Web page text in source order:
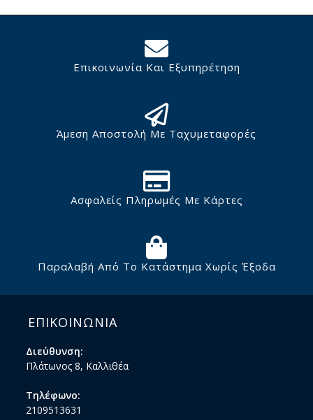
Επικοινωνία Και Εξυπηρέτηση
Άμεση Αποστολή Με Ταχυμεταφορές
Ασφαλείς Πληρωμές Με Κάρτες
Παραλαβή Από Το Κατάστημα Χωρίς Έξοδα
ΕΠΙΚΟΙΝΩΝΙΑ
Διεύθυνση:
Πλάτωνος 8, Καλλιθέα
Τηλέφωνο:
2109513631